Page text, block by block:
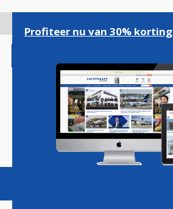
gaan
Magazine Podcasts
Profiteer nu van 30% korting